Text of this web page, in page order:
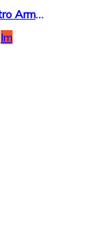
Casio Collection Unisex Retro Armbanduhr A168WEC
Im